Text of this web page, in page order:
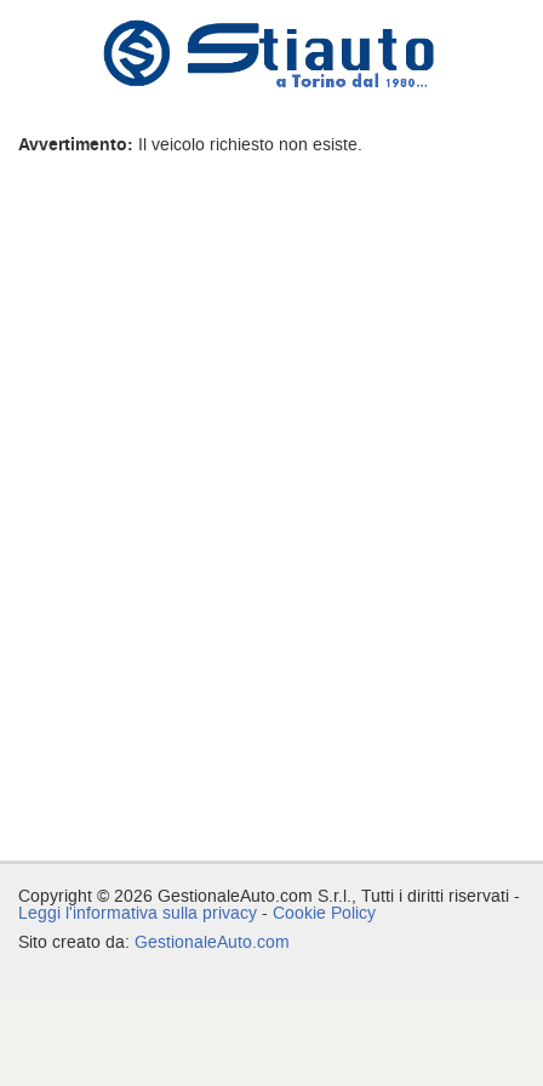
Avvertimento: Il veicolo richiesto non esiste.
Copyright © 2026 GestionaleAuto.com S.r.l., Tutti i diritti riservati -
Leggi l'informativa sulla privacy - Cookie Policy
Sito creato da: GestionaleAuto.com